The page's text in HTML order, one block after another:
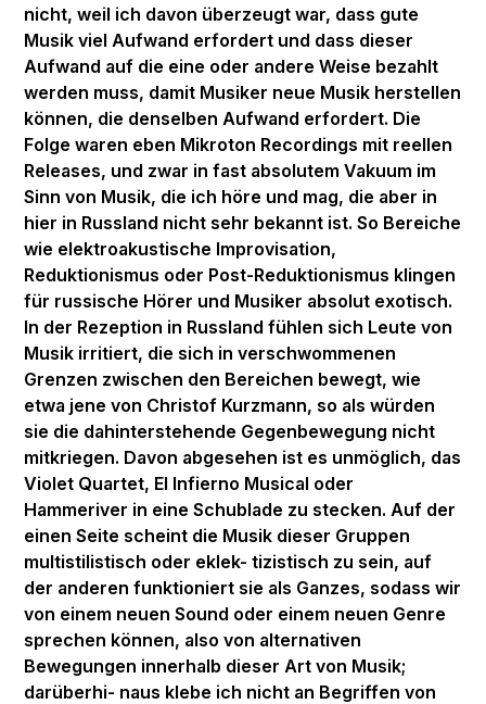
nicht, weil ich davon überzeugt war, dass gute
Musik viel Aufwand erfordert und dass dieser
Aufwand auf die eine oder andere Weise bezahlt
werden muss, damit Musiker neue Musik herstellen
können, die denselben Aufwand erfordert. Die
Folge waren eben Mikroton Recordings mit reellen
Releases, und zwar in fast absolutem Vakuum im
Sinn von Musik, die ich höre und mag, die aber in
hier in Russland nicht sehr bekannt ist. So Bereiche
wie elektroakustische Improvisation,
Reduktionismus oder Post-Reduktionismus klingen
für russische Hörer und Musiker absolut exotisch.
In der Rezeption in Russland fühlen sich Leute von
Musik irritiert, die sich in verschwommenen
Grenzen zwischen den Bereichen bewegt, wie
etwa jene von Christof Kurzmann, so als würden
sie die dahinterstehende Gegenbewegung nicht
mitkriegen. Davon abgesehen ist es unmöglich, das
Violet Quartet, El Infierno Musical oder
Hammeriver in eine Schublade zu stecken. Auf der
einen Seite scheint die Musik dieser Gruppen
multistilistisch oder eklek- tizistisch zu sein, auf
der anderen funktioniert sie als Ganzes, sodass wir
von einem neuen Sound oder einem neuen Genre
sprechen können, also von alternativen
Bewegungen innerhalb dieser Art von Musik;
darüberhi- naus klebe ich nicht an Begriffen von